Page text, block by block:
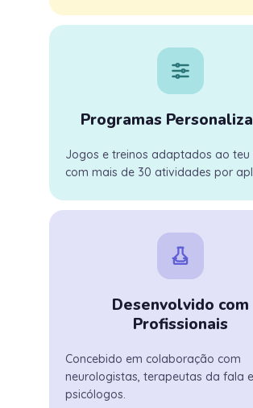
Programas
Jogos e treinos adaptados ao teu
com mais de 30 atividades por
Desenvolvido com
Profissionais
Concebido em colaboração com
neurologistas, terapeutas da fala e
psicólogos.